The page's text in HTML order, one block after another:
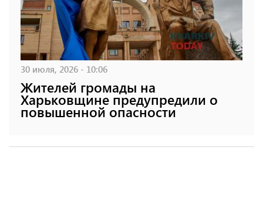
30 июля, 2026 - 10:06
Жителей громады на
Харьковщине предупредили о
повышенной опасности